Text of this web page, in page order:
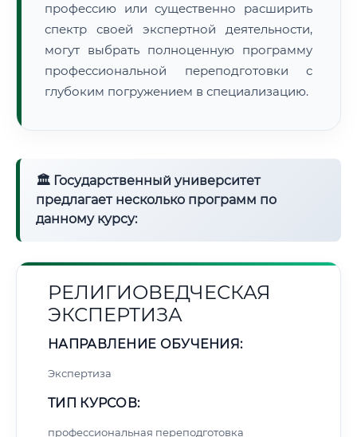
профессию или существенно расширить
спектр своей экспертной деятельности,
могут выбрать полноценную программу
профессиональной переподготовки с
глубоким погружением в специализацию.
🏛 Государственный университет
предлагает несколько программ по
данному курсу:
РЕЛИГИОВЕДЧЕСКАЯ
ЭКСПЕРТИЗА
НАПРАВЛЕНИЕ ОБУЧЕНИЯ:
Экспертиза
ТИП КУРСОВ:
профессиональная переподготовка